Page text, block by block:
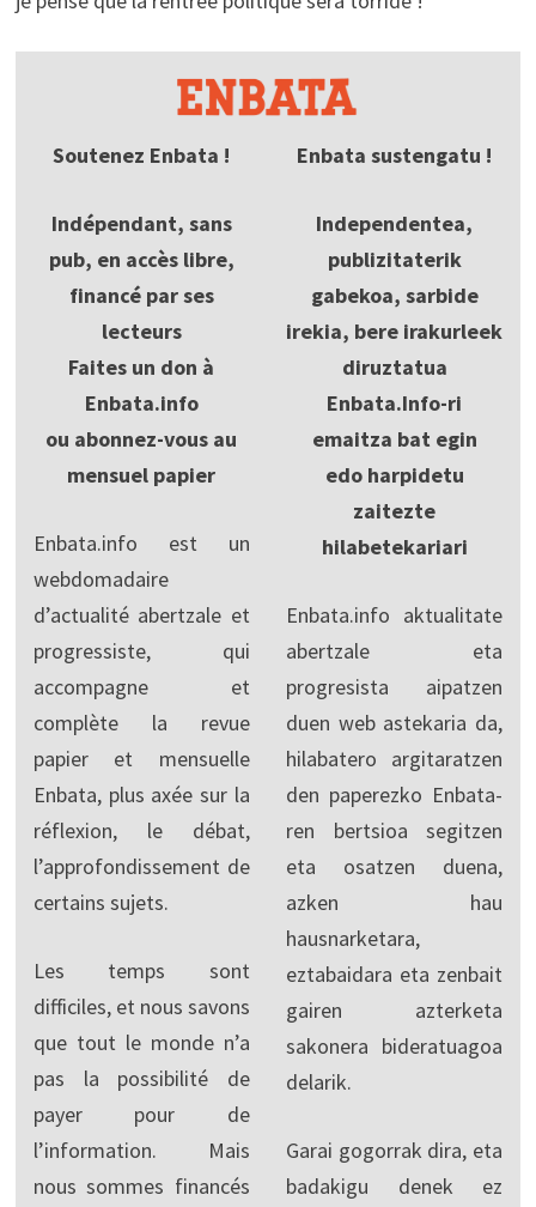
Soutenez Enbata !
Indépendant, sans
pub, en accès libre,
financé par ses
lecteurs
Faites un don à
Enbata.info
ou abonnez-vous au
mensuel papier
Enbata.info est un
webdomadaire
d’actualité abertzale et
progressiste, qui
accompagne et
complète la revue
papier et mensuelle
Enbata, plus axée sur la
réflexion, le débat,
l’approfondissement de
certains sujets.
Les temps sont
difficiles, et nous savons
que tout le monde n’a
pas la possibilité de
payer pour de
l’information. Mais
nous sommes financés
Enbata sustengatu !
Independentea,
publizitaterik
gabekoa, sarbide
irekia, bere irakurleek
diruztatua
Enbata.Info-ri
emaitza bat egin
edo harpidetu
zaitezte
hilabetekariari
Enbata.info aktualitate
abertzale eta
progresista aipatzen
duen web astekaria da,
hilabatero argitaratzen
den paperezko Enbata-
ren bertsioa segitzen
eta osatzen duena,
azken hau
hausnarketara,
eztabaidara eta zenbait
gairen azterketa
sakonera bideratuagoa
delarik.
Garai gogorrak dira, eta
badakigu denek ez